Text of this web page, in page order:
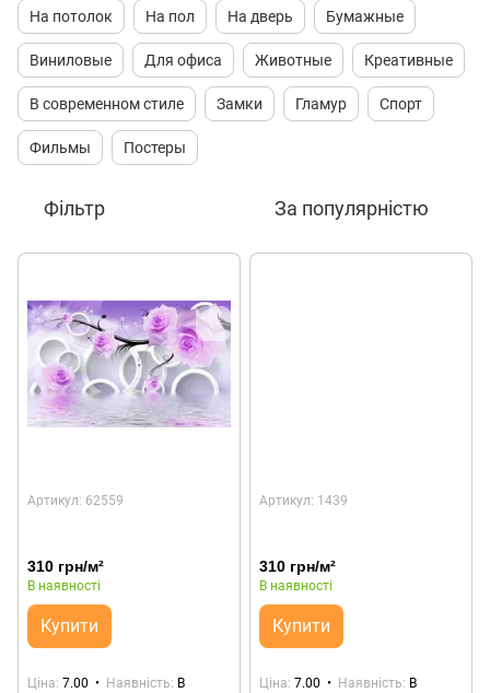
На потолок На пол На дверь Бумажные
Виниловые Для офиса Животные Креативные
В современном стиле Замки Гламур Спорт
Фильмы Постеры
Фільтр За популярністю
Артикул: 62559
310 грн/м²
В наявності
Купити
Ціна 7.00 Наявність
В
Артикул: 1439
310 грн/м²
В наявності
Купити
Ціна 7.00 Наявність
В